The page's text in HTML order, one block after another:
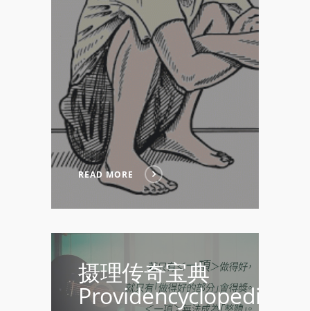
READ MORE
摄理传奇宝典
Providencyclopedia